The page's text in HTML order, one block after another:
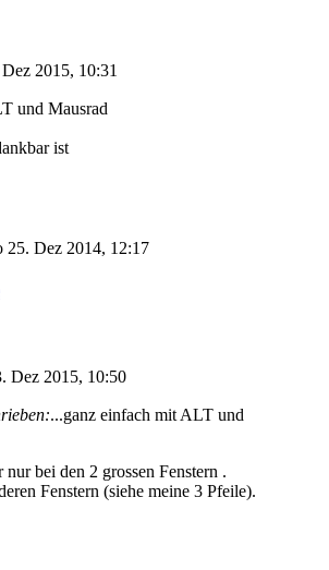
2015, 10:31
und Mausrad
ist
25. Dez 2014, 12:17
Dez 2015, 10:50
...ganz einfach mit ALT und
bei den 2 grossen Fenstern .
Fenstern (siehe meine 3 Pfeile).